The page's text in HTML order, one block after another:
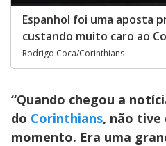
Espanhol foi uma aposta
custando muito caro ao
Rodrigo Coca/Corinthians
“Quando chegou a
do Corinthians, não tive
momento. Era uma